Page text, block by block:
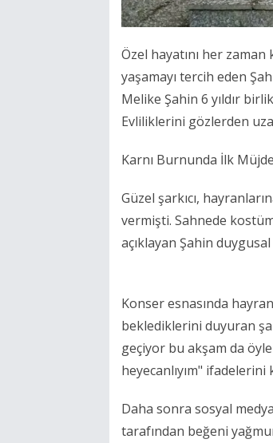
Özel hayatını her
yaşamayı tercih eden
Melike Şahin 6 yıldır
Evliliklerini gözlerden
Karnı Burnunda İlk Müjde
Güzel şarkıcı,
vermişti. Sahnede
açıklayan Şahin duygusal
Konser esnasında
beklediklerini duyuran
geçiyor bu akşam da
heyecanlıyım" ifadelerini
Daha sonra sosyal
tarafından beğeni